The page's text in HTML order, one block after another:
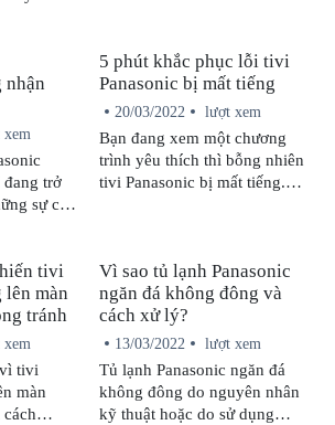
cách
này tại
quả.
Hãy tham khảo những thông
tin được chia sẻ trong bài viết
dưới đây nhé!
nhận
trở
sự cố
nghiệp,
hợp bạn
phục
5 phút khắc phục lỗi tivi
Panasonic bị mất tiếng
20/03/2022
lượt xem
Bạn đang xem một chương
trình yêu thích thì bỗng nhiên
tivi Panasonic bị mất tiếng.
cung cấp đến bạn 4 nguyên
nhân khiến tivi Panasonic bị
mất tiếng và cách khắc phục
chuẩn nhất.
tivi
lên màn
tránh
tivi
màn
Vì sao tủ lạnh Panasonic
ngăn đá không đông và
cách xử lý?
13/03/2022
lượt xem
Tủ lạnh Panasonic ngăn đá
không đông do nguyên nhân
kỹ thuật hoặc do sử dụng